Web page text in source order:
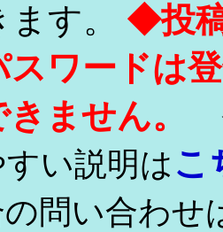
す。 ◆投
スワードは
ません。
い説明はこ
問い合わせ